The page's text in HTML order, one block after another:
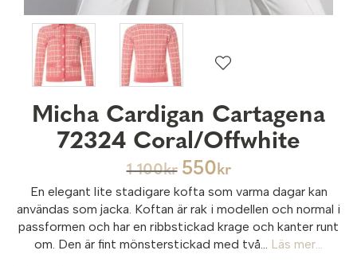
Micha Cardigan Cartagena
72324 Coral/Offwhite
1 100kr 550 kr
En elegant lite stadigare kofta som varma dagar kan
användas som jacka. Koftan är rak i modellen och normal i
passformen och har en ribbstickad krage och kanter runt
om. Den är fint mönsterstickad med två...
Läs mer...